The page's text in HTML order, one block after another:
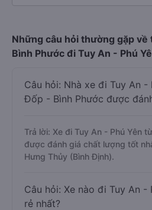
Những câu hỏi thường gặp
Bình Phước đi Tuy An - Phú
Câu hỏi: Nhà xe đi Tuy An -
Đốp - Bình Phước được
Trả lời: Xe đi Tuy An - Phú Yên
được đánh giá chất lượng tốt
Hưng Thủy (Bình Định).
Câu hỏi: Xe nào đi Tuy An -
rẻ nhất?